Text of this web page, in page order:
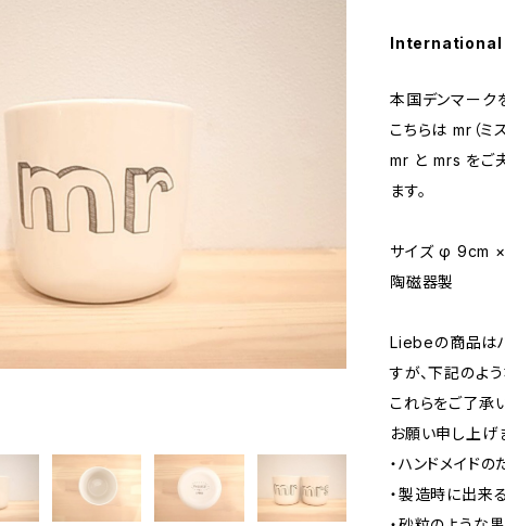
International
本国デンマーク
こちらは mr（ミ
mr と mrs をご
ます。
サイズ φ 9cm
陶磁器製
Liebeの商品は
すが、下記のよ
これらをご了承
お願い申し上げ
・ハンドメイド
・製造時に出来